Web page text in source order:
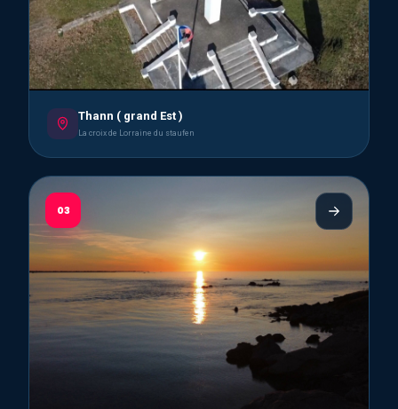
Thann ( grand Est )
La croix de Lorraine du staufen
03